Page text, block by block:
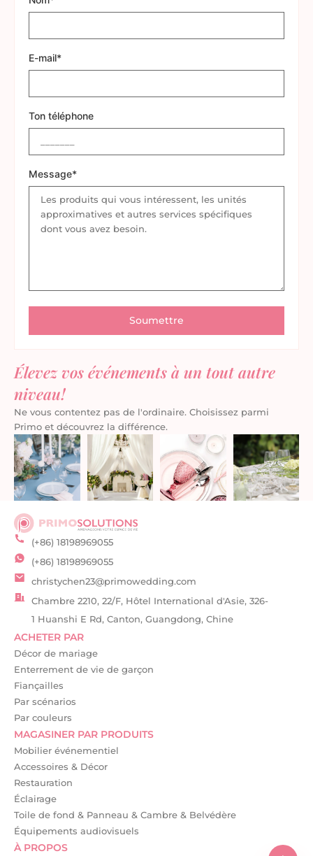
E-mail*
Ton téléphone
Message*
Élevez vos événements à un tout autre
niveau!
Ne vous contentez pas de l'ordinaire. Choisissez parmi
Primo et découvrez la différence.
(+86) 18198969055
(+86) 18198969055
christychen23@primowedding.com
Chambre 2210, 22/F, Hôtel International d'Asie, 326-
1 Huanshi E Rd, Canton, Guangdong, Chine
ACHETER PAR
Décor de mariage
Enterrement de vie de garçon
Fiançailles
Par scénarios
Par couleurs
MAGASINER PAR PRODUITS
Mobilier événementiel
Accessoires & Décor
Restauration
Éclairage
Toile de fond & Panneau & Cambre & Belvédère
Équipements audiovisuels
À PROPOS